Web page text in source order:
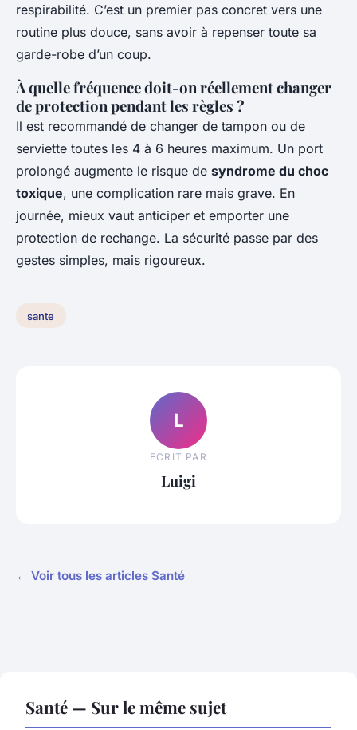
respirabilité. C’est un premier pas concret vers une
routine plus douce, sans avoir à repenser toute sa
garde-robe d’un coup.
À quelle fréquence doit-on réellement changer
de protection pendant les règles ?
Il est recommandé de changer de tampon ou de
serviette toutes les 4 à 6 heures maximum. Un port
prolongé augmente le risque de syndrome du choc
toxique, une complication rare mais grave. En
journée, mieux vaut anticiper et emporter une
protection de rechange. La sécurité passe par des
gestes simples, mais rigoureux.
sante
L
ECRIT PAR
Luigi
← Voir tous les articles Santé
Santé — Sur le même sujet